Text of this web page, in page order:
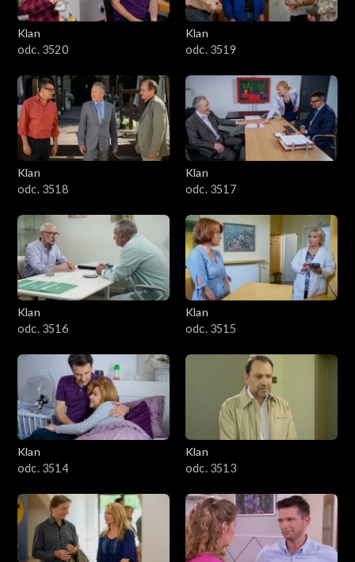
Klan
odc. 3520
Klan
odc. 3519
Klan
odc. 3518
Klan
odc. 3517
Klan
odc. 3516
Klan
odc. 3515
Klan
odc. 3514
Klan
odc. 3513